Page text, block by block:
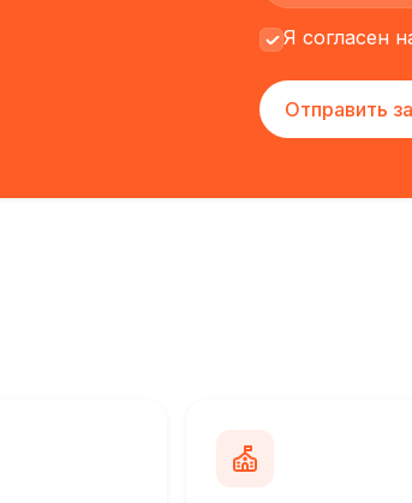
Я согласен
Отправить